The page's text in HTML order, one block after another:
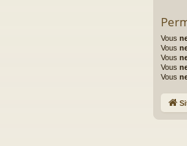
Vous
Vous
Vous
Vous
Vous